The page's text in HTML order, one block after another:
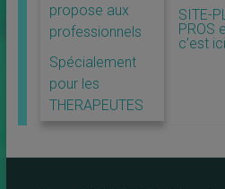
propose aux
professionnels
Spécialement
pour les
THERAPEUTES
SITE-
PROS
c’est